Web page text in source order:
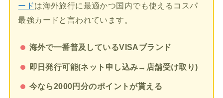
ードは海外旅行に最適かつ国内でも使えるコスパ
最強カードと言われています。
海外で一番普及しているVISAブランド
即日発行可能(ネット申し込み→店舗受け取り)
今なら2000円分のポイントが貰える